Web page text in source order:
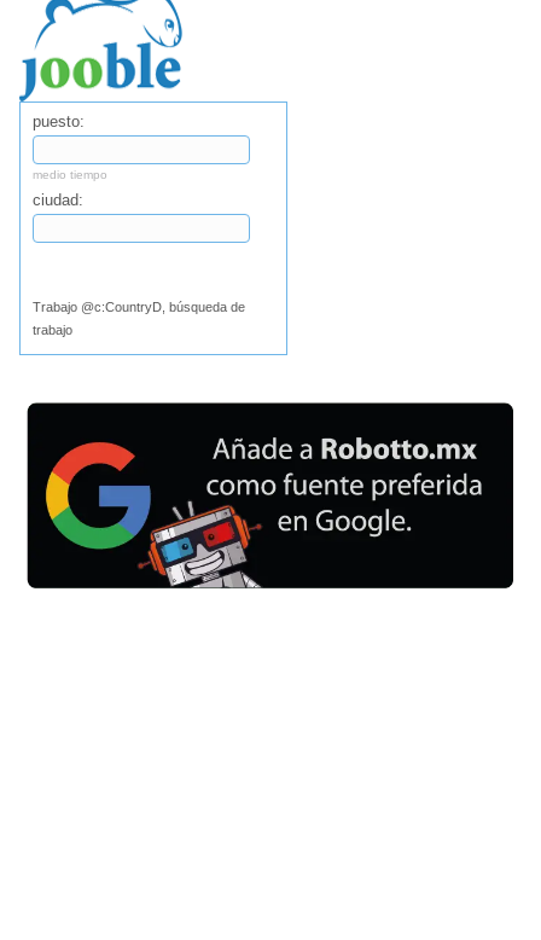
puesto:
medio tiempo
ciudad:
Trabajo @c:CountryD, búsqueda de
trabajo